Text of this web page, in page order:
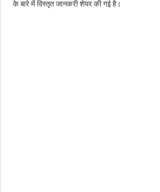
के बारे में विस्तृत जानकरी शेयर की गई है।